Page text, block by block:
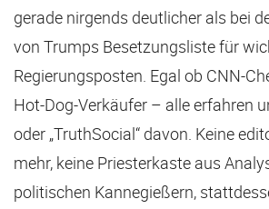
gerade nirgends deutlicher als bei
von Trumps Besetzungsliste für
Regierungsposten. Egal ob CNN-
Hot-Dog-Verkäufer – alle erfahren
oder „TruthSocial“ davon. Keine
mehr, keine Priesterkaste aus
politischen Kannegießern,